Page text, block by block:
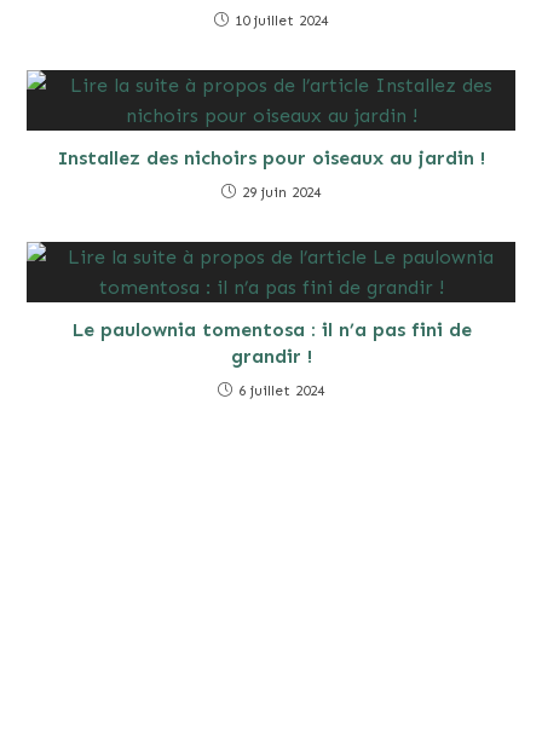
10 juillet 2024
Installez des nichoirs pour oiseaux au jardin !
29 juin 2024
Le paulownia tomentosa : il n’a pas fini de
grandir !
6 juillet 2024